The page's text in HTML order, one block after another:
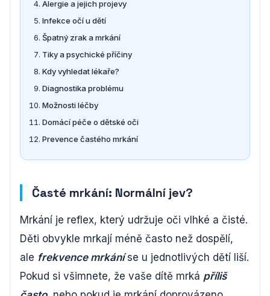
Alergie a jejich projevy
Infekce očí u dětí
Špatný zrak a mrkání
Tiky a psychické příčiny
Kdy vyhledat lékaře?
Diagnostika problému
Možnosti léčby
Domácí péče o dětské oči
Prevence častého mrkání
Časté mrkání: Normální jev?
Mrkání je reflex, který udržuje oči vlhké a čisté.
Děti obvykle mrkají méně často než dospělí,
ale frekvence mrkáníse u jednotlivých dětí liší.
Pokud si všimnete, že vaše dítě mrká příliš